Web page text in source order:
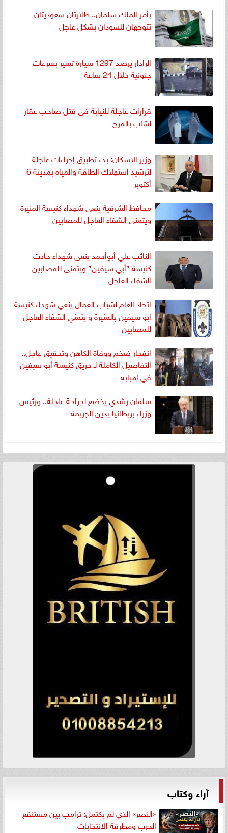
بأمر الملك سلمان.. طائرتان سعوديتان
تتوجهان للسودان بشكل عاجل
الرادار يرصد 1297 سيارة تسير بسرعات
جنونية خلال 24 ساعة
قرارات عاجلة للنيابة فى قتل صاحب عقار
لشاب بالمرج
وزير الإسكان: بدء تطبيق إجراءات عاجلة
لترشيد استهلاك الطاقة والمياه بمدينة 6
أكتوبر
محافظ الشرقية ينعى شهداء كنيسة المنيرة
ويتمنى الشفاء العاجل للمصابين
النائب علي أبوأحمد ينعى شهداء حادث
كنيسة ”أبي سيفين” ويتمنى للمصابين
الشفاء العاجل
اتحاد العام لشباب العمال ينعي شهداء كنيسة
ابو سيفين بالمنيرة و يتمني الشفاء العاجل
للمصابين
انفجار ضخم ووفاة الكاهن وتحقيق عاجل..
التفاصيل الكاملة لـ حريق كنيسة أبو سيفين
في إمبابه
سلمان رشدي يخضع لجراحة عاجلة.. ورئيس
وزراء بريطانيا يدين الجريمة
آراء وكتاب
«النصر» الذي لم يكتمل: ترامب بين مستنقع
الحرب ومطرقة الانتخابات